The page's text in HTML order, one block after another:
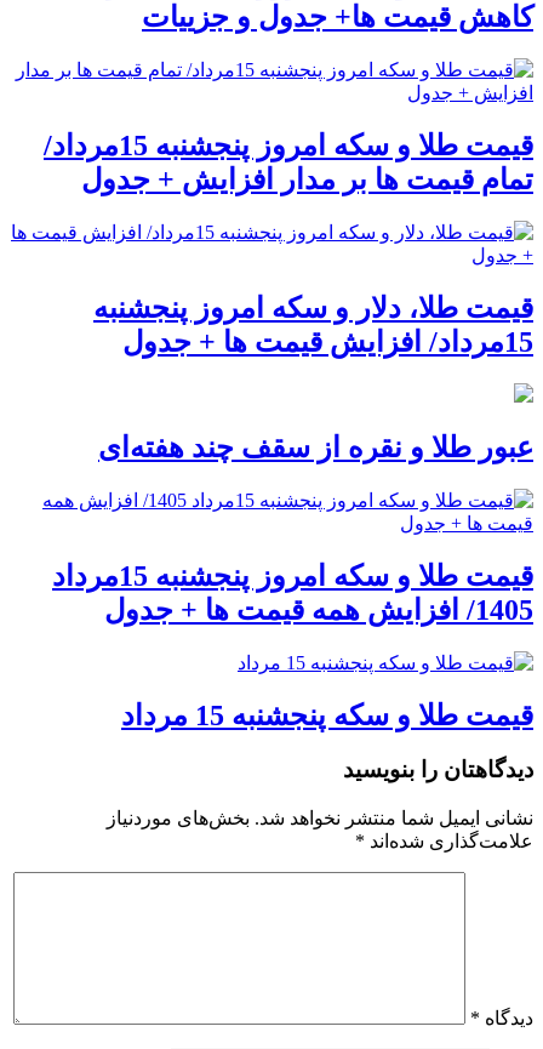
کاهش قیمت ها+ جدول و جزییات
قیمت طلا و سکه امروز پنجشنبه 15مرداد/
تمام قیمت ها بر مدار افزایش + جدول
قیمت طلا، دلار و سکه امروز پنجشنبه
15مرداد/ افزایش قیمت ها + جدول
عبور طلا و نقره از سقف چند هفته‌ای
قیمت طلا و سکه امروز پنجشنبه 15مرداد
1405/ افزایش همه قیمت ها + جدول
قیمت طلا و سکه پنجشنبه 15 مرداد
دیدگاهتان را بنویسید
نشانی ایمیل شما منتشر نخواهد شد. بخش‌های موردنیاز
علامت‌گذاری شده‌اند *
دیدگاه *